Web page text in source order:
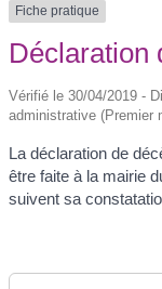
Fiche pratique
Déclaration
Vérifié le 30/04/2019 -
administrative (Premier
La déclaration de
être faite à la mairie
suivent sa